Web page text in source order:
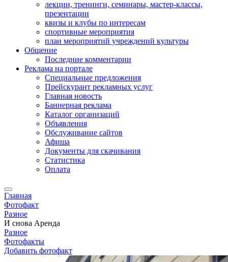
лекции, тренинги, семинары, мастер-классы,
презентации
квизы и клубы по интересам
спортивные мероприятия
план мероприятий учреждений культуры
Общение
Последние комментарии
Реклама на портале
Специальные предложения
Прейскурант рекламных услуг
Главная новость
Баннерная реклама
Каталог организаций
Объявления
Обслуживание сайтов
Афиша
Документы для скачивания
Статистика
Оплата
Главная
Фотофакт
Разное
И снова Аренда
Разное
Фотофакты
Добавить фотофакт